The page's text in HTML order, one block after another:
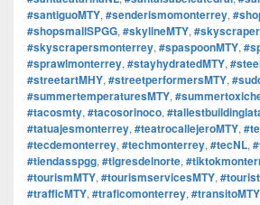
#santiguoMTY, #senderismomonterrey,
#shopsmallSPGG, #skylineMTY,
#skyscrapersmonterrey, #spaspoonMTY,
#sprawlmonterrey, #stayhydratedMTY,
#streetartMHY, #streetperformersMTY,
#summertemperaturesMTY,
#tacosmty, #tacosorinoco,
#tatuajesmonterrey, #teatrocallejeroMTY,
#tecdemonterrey, #techmonterrey, #tecNL,
#tiendasspgg, #tigresdelnorte,
#tourismMTY, #tourismservicesMTY,
#trafficMTY, #traficomonterrey, #transitoMTY